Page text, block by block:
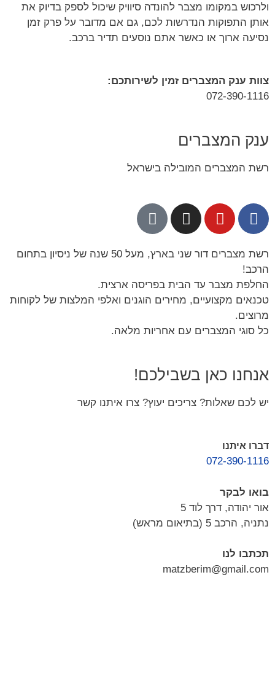
ולרכוש במקומו מצבר להונדה סיוויק שיכול לספק בדיוק את
אותן התפוקות הנדרשות לכם, גם אם מדובר על פרק זמן
נסיעה ארוך או כאשר אתם נוסעים תדיר ברכב.
צוות ענק המצברים זמין לשירותכם​:
072-390-1116
ענק המצברים
רשת המצברים המובילה בישראל
רשת מצברים דור שני בארץ, מעל 50 שנה של ניסיון בתחום
הרכב!
החלפת מצבר עד הבית בפריסה ארצית.
טכנאים מקצועיים, מחירים הוגנים ואלפי המלצות של לקוחות
מרוצים.
כל סוגי המצברים עם אחריות מלאה.
אנחנו כאן בשבילכם!
יש לכם שאלות? צריכים יעוץ? צרו איתנו קשר
דברו איתנו
072-390-1116
בואו לבקר
אור יהודה, דרך לוד 5
נתניה, הרכב 5 (בתיאום מראש)
תכתבו לנו
matzberim@gmail.com